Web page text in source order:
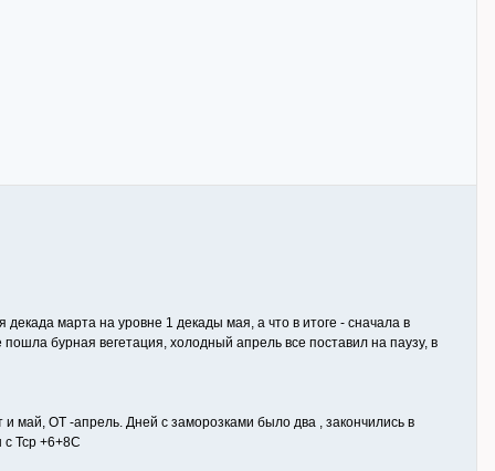
марта на уровне 1 декады мая, а что в итоге - сначала в
бурная вегетация, холодный апрель все поставил на паузу, в
май, ОТ -апрель. Дней с заморозками было два , закончились в
с Тср +6+8С